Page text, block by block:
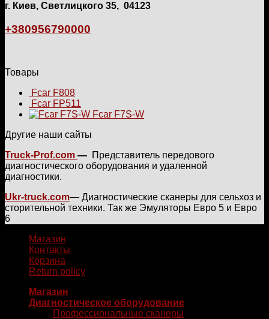
г. Киев, Светлицкого 35, 04123
+380956790000
Товары
Fcar F808
Fcar FP511
Fcar F7S-W
Другие наши сайты
Truck-Prof.com — Представитель передового
диагностического оборудования и удаленной
диагностики.
Ukr-truck.com— Диагностические сканеры для сельхоз и
сторительной техники. Так же Эмуляторы Евро 5 и Евро
6
Магазин
Контакты
Корзина
Return policy
Магазин
Диагностическое оборудование
Профессиональные сканеры